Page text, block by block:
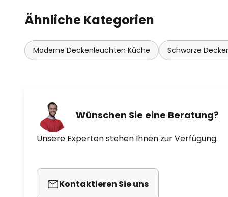
Ähnliche Kategorien
Moderne Deckenleuchten Küche Schwarze
Wünschen Sie eine Beratung?
Unsere Experten stehen Ihnen zur Verfügung.
Kontaktieren Sie uns